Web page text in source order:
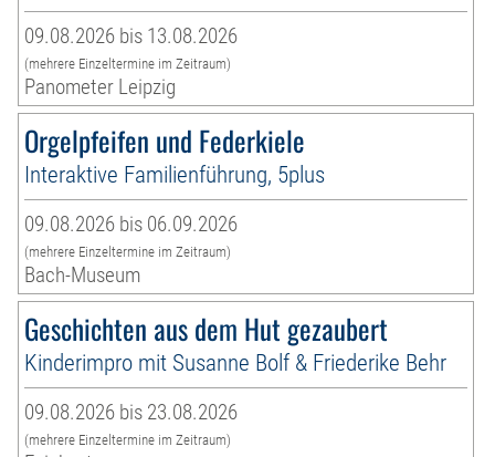
09.08.2026 bis 13.08.2026
(mehrere Einzeltermine im Zeitraum)
Panometer Leipzig
Orgelpfeifen und Federkiele
Interaktive Familienführung, 5plus
09.08.2026 bis 06.09.2026
(mehrere Einzeltermine im Zeitraum)
Bach-Museum
Geschichten aus dem Hut gezaubert
Kinderimpro mit Susanne Bolf & Friederike Behr
09.08.2026 bis 23.08.2026
(mehrere Einzeltermine im Zeitraum)